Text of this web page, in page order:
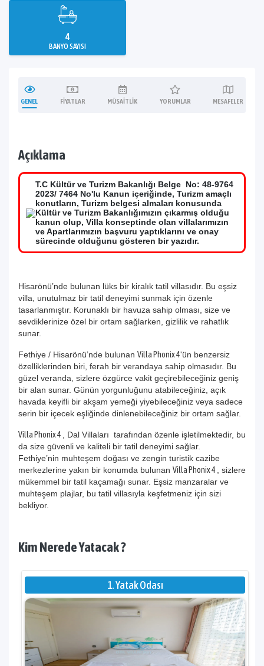
4
BANYO SAYISI
GENEL FIYATLAR MÜSAITLIK YORUMLAR MESAFELER
Açıklama
T.C Kültür ve Turizm Bakanlığı Belge No: 48-9764
2023/ 7464 No'lu Kanun içeriğinde, Turizm amaçlı
konutların, Turizm belgesi almaları konusunda
Kültür ve Turizm Bakanlığımızın çıkarmış olduğu
kanun olup, Villa konseptinde olan villalarımızın
ve Apartlarımızın başvuru yaptıklarını ve onay
sürecinde olduğunu gösteren bir yazıdır.
Hisarönü’nde bulunan lüks bir kiralık tatil villasıdır. Bu eşsiz
villa, unutulmaz bir tatil deneyimi sunmak için özenle
tasarlanmıştır. Korunaklı bir havuza sahip olması, size ve
sevdiklerinize özel bir ortam sağlarken, gizlilik ve rahatlık
sunar.
Fethiye / Hisarönü’nde bulunan Villa Phonix 4'ün benzersiz
özelliklerinden biri, ferah bir verandaya sahip olmasıdır. Bu
güzel veranda, sizlere özgürce vakit geçirebileceğiniz geniş
bir alan sunar. Günün yorgunluğunu atabileceğiniz, açık
havada keyifli bir akşam yemeği yiyebileceğiniz veya sadece
serin bir içecek eşliğinde dinlenebileceğiniz bir ortam sağlar.
Villa Phonix 4 , Dal Villaları tarafından özenle işletilmektedir, bu
da size güvenli ve kaliteli bir tatil deneyimi sağlar.
Fethiye’nin muhteşem doğası ve zengin turistik cazibe
merkezlerine yakın bir konumda bulunan Villa Phonix 4 , sizlere
mükemmel bir tatil kaçamağı sunar. Eşsiz manzaralar ve
muhteşem plajlar, bu tatil villasıyla keşfetmeniz için sizi
bekliyor.
Kim Nerede Yatacak ?
1. Yatak Odası